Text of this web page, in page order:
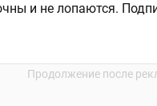
и не лопаются.